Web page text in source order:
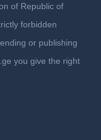
of Republic of
forbidden
or publishing
you give the right